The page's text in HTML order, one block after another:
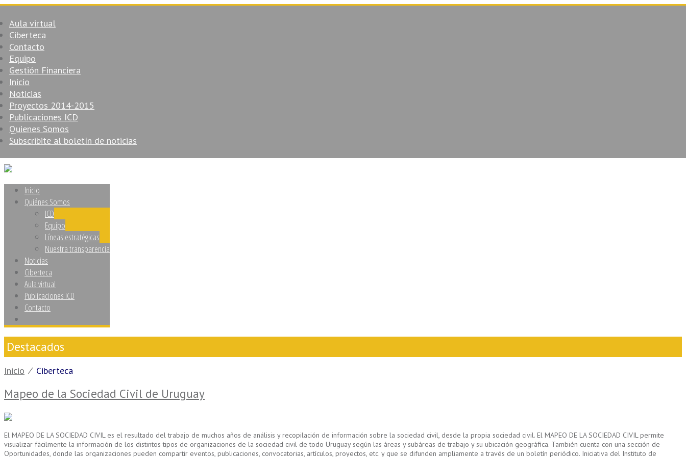
Aula virtual
Ciberteca
Contacto
Equipo
Gestión Financiera
Inicio
Noticias
Proyectos 2014-2015
Publicaciones ICD
Quienes Somos
Subscribite al boletín de noticias
Inicio
Quiénes Somos
ICD
Equipo
Líneas estratégicas
Nuestra transparencia
Noticias
Ciberteca
Aula virtual
Publicaciones ICD
Contacto
Destacados
Inicio ⁄ Ciberteca
Mapeo de la Sociedad Civil de Uruguay
El MAPEO DE LA SOCIEDAD CIVIL es el resultado del trabajo de muchos años de análisis y recopilación de información sobre la sociedad civil, desde la propia sociedad civil. El MAPEO DE LA SOCIEDAD CIVIL permite
visualizar fácilmente la información de los distintos tipos de organizaciones de la sociedad civil de todo Uruguay según las áreas y subáreas de trabajo y su ubicación geográfica. También cuenta con una sección de
Oportunidades, donde las organizaciones pueden compartir eventos, publicaciones, convocatorias, artículos, proyectos, etc. y que se difunden ampliamente a través de un boletín periódico. Iniciativa del Instituto de